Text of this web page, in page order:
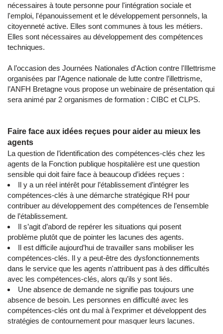
nécessaires à toute personne pour l'intégration sociale et
l'emploi, l'épanouissement et le développement personnels, la
citoyenneté active. Elles sont communes à tous les métiers.
Elles sont nécessaires au développement des compétences
techniques.
A l’occasion des Journées Nationales d'Action contre l'Illettrisme
organisées par l’Agence nationale de lutte contre l’illettrisme,
l’ANFH Bretagne vous propose un webinaire de présentation qui
sera animé par 2 organismes de formation : CIBC et CLPS.
Faire face aux idées reçues pour aider au mieux les
agents
La question de l’identification des compétences-clés chez les
agents de la Fonction publique hospitalière est une question
sensible qui doit faire face à beaucoup d’idées reçues :
Il y a un réel intérêt pour l’établissement d’intégrer les
compétences-clés à une démarche stratégique RH pour
contribuer au développement des compétences de l’ensemble
de l’établissement.
Il s’agit d’abord de repérer les situations qui posent
problème plutôt que de pointer les lacunes des agents.
Il est difficile aujourd’hui de travailler sans mobiliser les
compétences-clés. Il y a peut-être des dysfonctionnements
dans le service que les agents n'attribuent pas à des difficultés
avec les compétences-clés, alors qu’ils y sont liés.
Une absence de demande ne signifie pas toujours une
absence de besoin. Les personnes en difficulté avec les
compétences-clés ont du mal à l’exprimer et développent des
stratégies de contournement pour masquer leurs lacunes.